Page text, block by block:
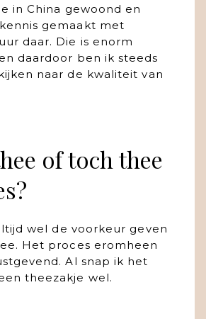
in China gewoond en
gemaakt met
daar. Die is enorm
daardoor ben ik steeds
naar de kwaliteit van
of toch thee
wel de voorkeur geven
Het proces eromheen
Al snap ik het
theezakje wel.